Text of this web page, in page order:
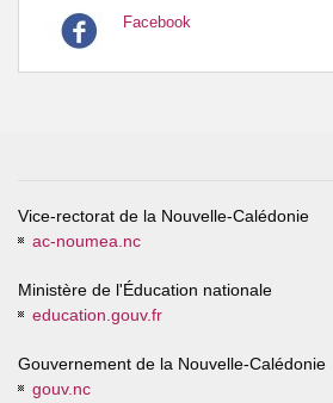
Facebook
Vice-rectorat de la Nouvelle-Calédonie
ac-noumea.nc
Ministère de l'Éducation nationale
education.gouv.fr
Gouvernement de la Nouvelle-Calédonie
gouv.nc